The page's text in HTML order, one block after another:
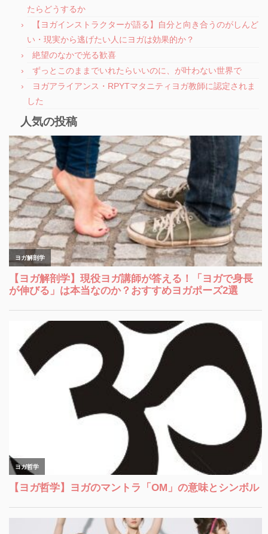
たらどうするか
【ヨガインストラクターが語る】自分と向き合うのがしんど
い・現実から逃げたい人にヨガは効果的か？
絶望のなかで光る歓喜
ずっとこのままでいれたらいいのに、が叶わない世界で
ヨガアライアンス・RPYTマタニティヨガ教師に認定されま
した
人気の投稿